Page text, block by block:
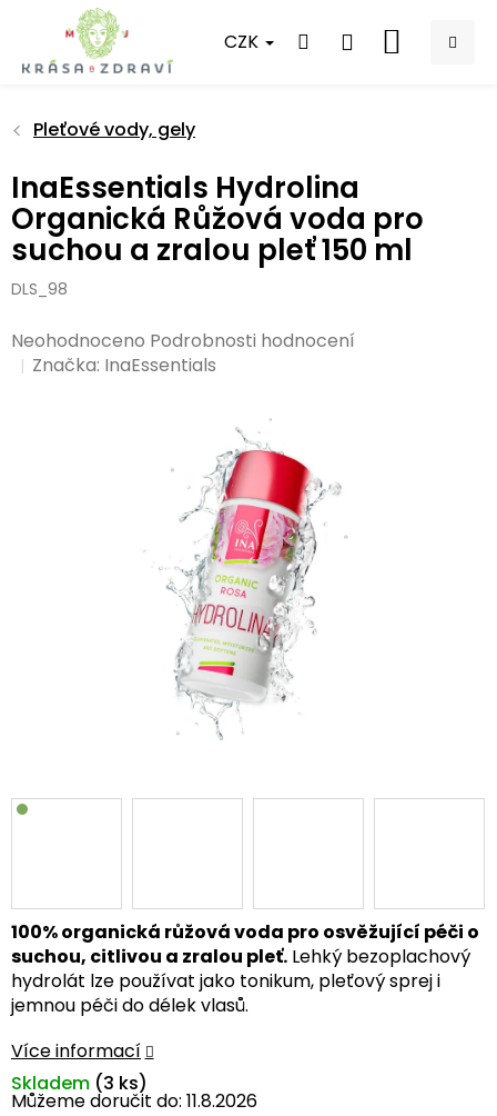
obsah
CZK
NÁKUPNÍ
Pleťové vody, gely
InaEssentials Hydrolina
Organická Růžová voda pro
suchou a zralou pleť 150 ml
DLS_98
Průměrné
hodnocení
Neohodnoceno Podrobnosti hodnocení
Značka: InaEssentials
100% organická růžová voda pro osvěžující péči o
suchou, citlivou a zralou pleť. Lehký bezoplachový
hydrolát lze používat jako tonikum, pleťový sprej i
jemnou péči do délek vlasů.
Více informací
Můžeme doručit do: 11.8.2026
Skladem (3 ks)